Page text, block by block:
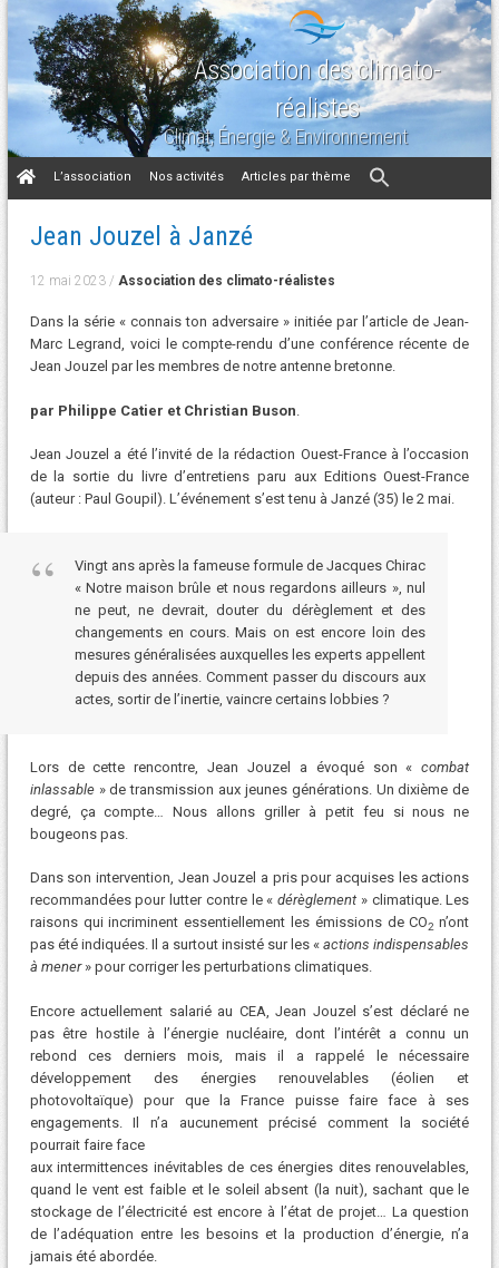
Association des climato-
réalistes
Climat, Énergie & Environnement
Aller
au
L’association Nos activités Articles par thème
Jean Jouzel à Janzé
12 mai 2023/ Association des climato-réalistes
Dans la série « connais ton adversaire » initiée par l’article de Jean-
Marc Legrand, voici le compte-rendu d’une conférence récente de
Jean Jouzel par les membres de notre antenne bretonne.
par Philippe Catier et Christian Buson
Jean Jouzel a été l’invité de la rédaction Ouest-France à l’occasion
de la sortie du livre d’entretiens paru aux Editions Ouest-France
(auteur : Paul Goupil). L’événement s’est tenu à Janzé (35) le 2 mai.
Vingt ans après la fameuse formule de Jacques Chirac
« Notre maison brûle et nous regardons ailleurs », nul
ne peut, ne devrait, douter du dérèglement et des
changements en cours. Mais on est encore loin des
mesures généralisées auxquelles les experts appellent
depuis des années. Comment passer du discours aux
actes, sortir de l’inertie, vaincre certains lobbies ?
Lors de cette rencontre, Jean Jouzel a évoqué son «combat
inlassable» de transmission aux jeunes générations. Un dixième de
degré, ça compte… Nous allons griller à petit feu si nous ne
bougeons pas.
Dans son intervention, Jean Jouzel a pris pour acquises les actions
recommandées pour lutter contre le «dérèglement » climatique. Les
raisons qui incriminent essentiellement les émissions de CO2 n’ont
pas été indiquées. Il a surtout insisté sur les «actions indispensables
à mener» pour corriger les perturbations climatiques.
Encore actuellement salarié au CEA, Jean Jouzel s’est déclaré ne
pas être hostile à l’énergie nucléaire, dont l’intérêt a connu un
rebond ces derniers mois, mais il a rappelé le nécessaire
développement des énergies renouvelables (éolien et
photovoltaïque) pour que la France puisse faire face à ses
engagements. Il n’a aucunement précisé comment la société
pourrait faire face
aux intermittences inévitables de ces énergies dites renouvelables,
quand le vent est faible et le soleil absent (la nuit), sachant que le
stockage de l’électricité est encore à l’état de projet… La question
de l’adéquation entre les besoins et la production d’énergie, n’a
jamais été abordée.